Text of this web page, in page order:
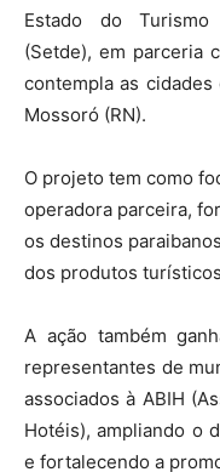
Estado do Turismo
(Setde), em parceria
contempla as cidades
Mossoró (RN).
O projeto tem como
operadora parceira,
os destinos
dos produtos
A ação também
representantes de
associados à ABIH
Hotéis), ampliando o
e fortalecendo a